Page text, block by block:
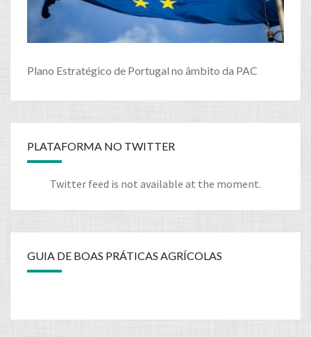
Plano Estratégico de Portugal no âmbito da PAC
PLATAFORMA NO TWITTER
Twitter feed is not available at the moment.
GUIA DE BOAS PRÁTICAS AGRÍCOLAS